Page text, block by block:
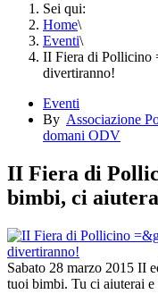
Sei qui:
Home\
Eventi\
II Fiera di Pollicino
divertiranno!
Eventi
By Associazione
domani ODV
II Fiera di
bimbi, ci
Sabato 28 marzo 2015 II
tuoi bimbi. Tu ci aiuterai